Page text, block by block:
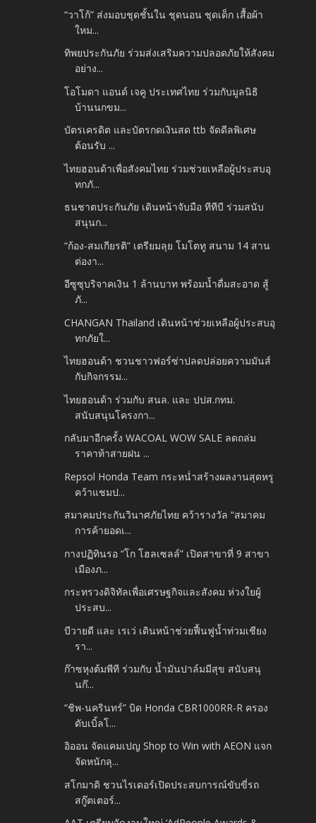
“วาโก้” ส่งมอบชุดชั้นใน ชุดนอน ชุดเด็ก เสื้อผ้า
ใหม...
ทิพยประกันภัย ร่วมส่งเสริมความปลอดภัยให้สังคม
อย่าง...
โอโมดา แอนด์ เจคู ประเทศไทย ร่วมกับมูลนิธิ
บ้านนกขม...
บัตรเครดิต และบัตรกดเงินสด ttb จัดดีลพิเศษ
ต้อนรับ ...
ไทยฮอนด้าเพื่อสังคมไทย ร่วมช่วยเหลือผู้ประสบอุ
ทกภั...
ธนชาตประกันภัย เดินหน้าจับมือ ทีทีบี ร่วมสนับ
สนุนก...
“ก้อง-สมเกียรติ” เตรียมลุย โมโตทู สนาม 14 สาน
ต่องา...
อีซูซุบริจาคเงิน 1 ล้านบาท พร้อมน้ำดื่มสะอาด สู้
ภั...
CHANGAN Thailand เดินหน้าช่วยเหลือผู้ประสบอุ
ทกภัยใ...
ไทยฮอนด้า ชวนชาวฟอร์ซ่าปลดปล่อยความมันส์
กับกิจกรรม...
ไทยฮอนด้า ร่วมกับ สนล. และ ปปส.กทม.
สนับสนุนโครงกา...
กลับมาอีกครั้ง WACOAL WOW SALE ลดถล่ม
ราคาท้าสายฝน ...
Repsol Honda Team กระหน่ำสร้างผลงานสุดหรู
คว้าแชมป...
สมาคมประกันวินาศภัยไทย คว้ารางวัล “สมาคม
การค้ายอดเ...
กางปฏิทินรอ “โก โฮลเซลล์” เปิดสาขาที่ 9 สาขา
เมืองภ...
กระทรวงดิจิทัลเพื่อเศรษฐกิจและสังคม ห่วงใยผู้
ประสบ...
บีวายดี และ เรเว่ เดินหน้าช่วยฟื้นฟูน้ำท่วมเชียง
รา...
ก๊าซหุงต้มพีที ร่วมกับ น้ำมันปาล์มมีสุข สนับสนุ
นก๊...
“ชิพ-นครินทร์” บิด Honda CBR1000RR-R ครอง
ดับเบิ้ลโ...
อิออน จัดแคมเปญ Shop to Win with AEON แจก
จัดหนักลุ...
สโกมาดิ ชวนไรเดอร์เปิดประสบการณ์ขับขี่รถ
สกู๊ตเตอร์...